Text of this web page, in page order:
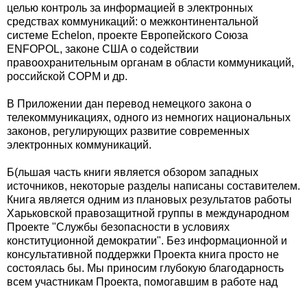
целью контроль за информацией в электронных
средствах коммуникаций: о межконтинентальной
системе Echelon, проекте Европейского Союза
ENFOPOL, законе США о содействии
правоохранительным органам в области коммуникаций,
российской СОРМ и др.
В Приложении дан перевод немецкого закона о
телекоммуникациях, одного из немногих национальных
законов, регулирующих развитие современных
электронных коммуникаций.
Б(льшая часть книги является обзором западных
источников, некоторые разделы написаны составителем.
Книга является одним из плановых результатов работы
Харьковской правозащитной группы в международном
Проекте "Службы безопасности в условиях
конституционной демократии". Без информационной и
консультативной поддержки Проекта книга просто не
состоялась бы. Мы приносим глубокую благодарность
всем участникам Проекта, помогавшим в работе над